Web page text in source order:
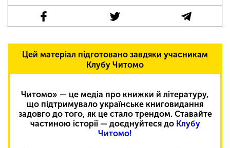
Цей матеріал підготовано завдяки учасникам
Клубу Читомо
Читомо» — це медіа про книжки й літературу,
що підтримувало українське книговидання
задовго до того, як це стало трендом. Ставайте
частиною історії — доєднуйтеся до Клубу
Читомо!